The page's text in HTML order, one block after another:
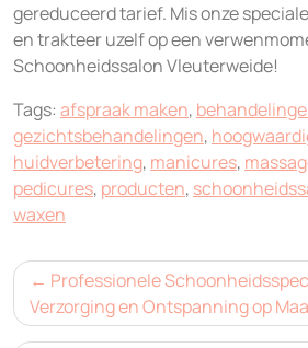
gereduceerd tarief. Mis onze
en trakteer uzelf op een
Schoonheidssalon Vleuterweide!
Tags: afspraak maken,
gezichtsbehandelingen,
huidverbetering, manicures,
pedicures, producten,
waxen
Bericht
navigatie
Professionele
Verzorging en Ontspanning op